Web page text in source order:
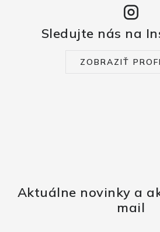
Sledujte nás na
ZOBRAZIŤ
Aktuálne novinky a
mail